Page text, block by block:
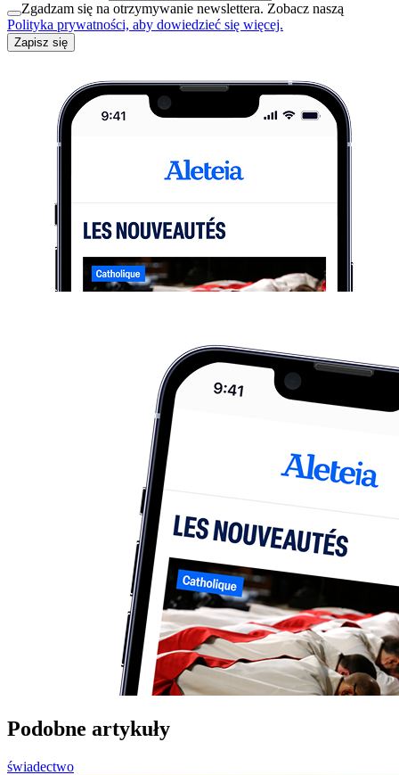
Zgadzam się na otrzymywanie newslettera. Zobacz naszą
Polityka prywatności, aby dowiedzieć się więcej.
Zapisz się
Podobne artykuły
świadectwo